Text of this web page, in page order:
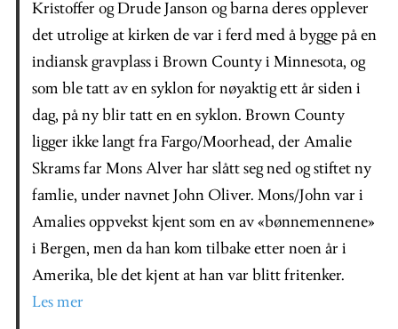
Kristoffer og Drude Janson og barna deres opplever
det utrolige at kirken de var i ferd med å bygge på en
indiansk gravplass i Brown County i Minnesota, og
som ble tatt av en syklon for nøyaktig ett år siden i
dag, på ny blir tatt en en syklon. Brown County
ligger ikke langt fra Fargo/Moorhead, der Amalie
Skrams far Mons Alver har slått seg ned og stiftet ny
famlie, under navnet John Oliver. Mons/John var i
Amalies oppvekst kjent som en av «bønnemennene»
i Bergen, men da han kom tilbake etter noen år i
Amerika, ble det kjent at han var blitt fritenker.
Les mer